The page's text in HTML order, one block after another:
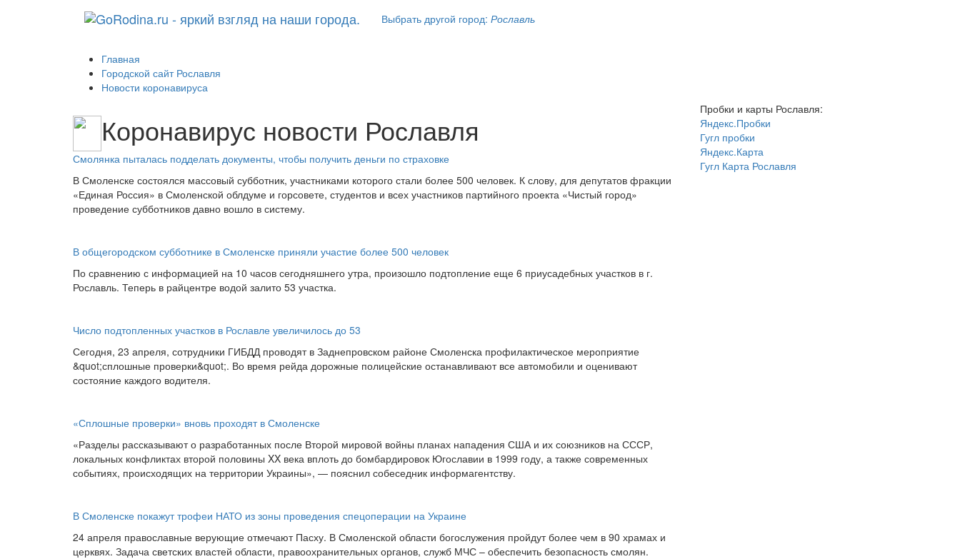
Выбрать другой город: Рославль
Главная
Городской сайт Рославля
Новости коронавируса
Коронавирус новости Рославля
Смолянка пыталась подделать документы, чтобы получить деньги по страховке
В Смоленске состоялся массовый субботник, участниками которого стали более 500 человек. К слову, для депутатов фракции
«Единая Россия» в Смоленской облдуме и горсовете, студентов и всех участников партийного проекта «Чистый город»
проведение субботников давно вошло в систему.
В общегородском субботнике в Смоленске приняли участие более 500 человек
По сравнению с информацией на 10 часов сегодняшнего утра, произошло подтопление еще 6 приусадебных участков в г.
Рославль. Теперь в райцентре водой залито 53 участка.
Число подтопленных участков в Рославле увеличилось до 53
Сегодня, 23 апреля, сотрудники ГИБДД проводят в Заднепровском районе Смоленска профилактическое мероприятие
&quot;сплошные проверки&quot;. Во время рейда дорожные полицейские останавливают все автомобили и оценивают
состояние каждого водителя.
«Сплошные проверки» вновь проходят в Смоленске
«Разделы рассказывают о разработанных после Второй мировой войны планах нападения США и их союзников на СССР,
локальных конфликтах второй половины XX века вплоть до бомбардировок Югославии в 1999 году, а также современных
событиях, происходящих на территории Украины», — пояснил собеседник информагентству.
В Смоленске покажут трофеи НАТО из зоны проведения спецоперации на Украине
24 апреля православные верующие отмечают Пасху. В Смоленской области богослужения пройдут более чем в 90 храмах и
церквях. Задача светских властей области, правоохранительных органов, служб МЧС – обеспечить безопасность смолян.
Пробки и карты Рославля:
Яндекс.Пробки
Гугл пробки
Яндекс.Карта
Гугл Карта Рославля